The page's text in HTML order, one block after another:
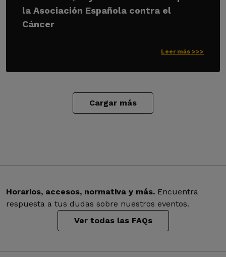
la Asociación Española contra el
Cáncer
Leer más >>>
Cargar más
Horarios, accesos, normativa y más. Encuentra
respuesta a tus dudas sobre nuestros eventos.
Ver todas las FAQs